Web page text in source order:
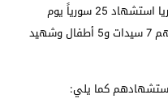
استشهاد 25 سورياً يوم
الثلاثاء 03/07/2018، منهم 18 مدنياً بينهم 7 سيدات و5 أطفال وشهيد
كما يلي: